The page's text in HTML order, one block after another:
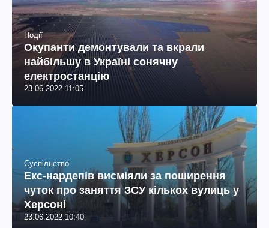
Події
Окупанти демонтували та вкрали
найбільшу в Україні сонячну
електростанцію
23.06.2022 11:05
Суспільство
Екс-нардепів висміяли за поширення
чуток про заняття ЗСУ кількох вулиць у
Херсоні
23.06.2022 10:40